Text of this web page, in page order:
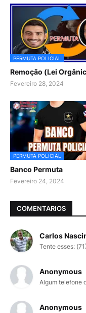
PERMUTA POLICIAL
Remoção (Lei
Fevereiro 28, 2024
PERMUTA POLICIAL
Banco Permuta
Fevereiro 24, 2024
COMENTARIOS
Carlos
Tente esses:
Anonymous
Algum telefone
Anonymous